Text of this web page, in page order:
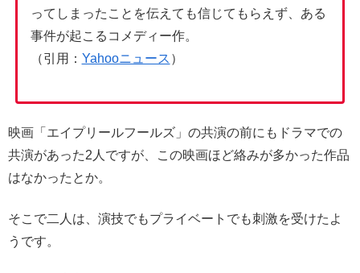
ってしまったことを伝えても信じてもらえず、ある
事件が起こるコメディー作。
（引用： Yahooニュース ）
映画「エイプリールフールズ」の共演の前にもドラマでの
共演があった2人ですが、この映画ほど絡みが多かった作品
はなかったとか。
そこで二人は、演技でもプライベートでも刺激を受けたよ
うです。